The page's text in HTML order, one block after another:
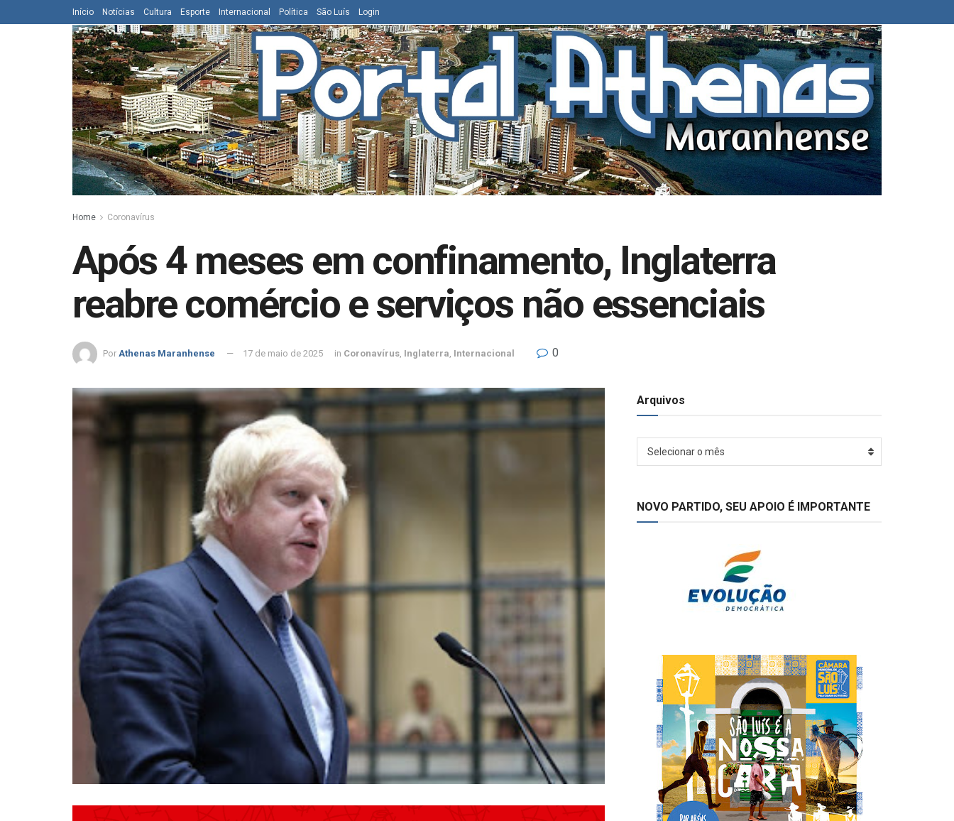
Início Notícias Cultura Esporte Internacional Política São Luís Login
Home Coronavírus
Após 4 meses em confinamento, Inglaterra
reabre comércio e serviços não essenciais
Por Athenas Maranhense 17 de maio de 2025 in Coronavírus, Inglaterra, Internacional 0
Arquivos
Arquivos
Selecionar o mês
NOVO PARTIDO, SEU APOIO É IMPORTANTE